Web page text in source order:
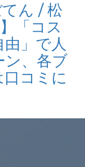
てん / 松
「コス
」で人
ン、各ブ
コミに